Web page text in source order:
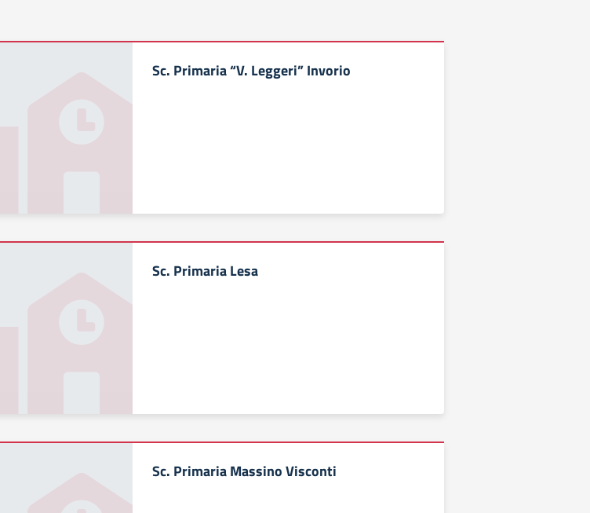
Sc. Primaria “V. Leggeri” Invorio
Sc. Primaria Lesa
Sc. Primaria Massino Visconti